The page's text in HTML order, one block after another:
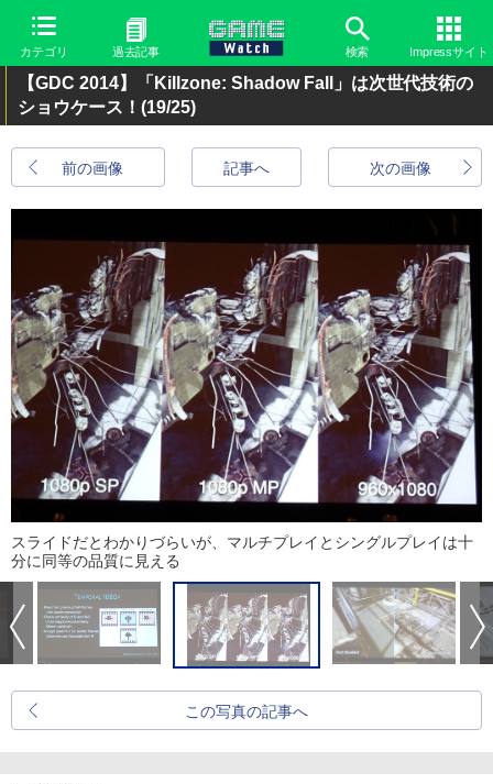
カテゴリ 過去記事 検索 Impressサイト
【GDC 2014】「Killzone: Shadow Fall」は次世代技術の
ショウケース！ (19/25)
前の画像 次の画像
記事へ
スライドだとわかりづらいが、マルチプレイとシングルプレイは十
分に同等の品質に見える
この写真の記事へ